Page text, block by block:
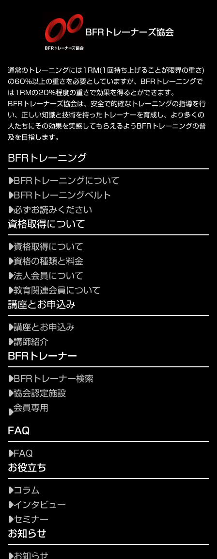
BFRトレーナーズ協会
通常のトレーニングには1RM(1回持ち上げることが限界の重さ)
の60%以上の重さを必要としていますが、BFRトレーニングで
は1RMの20%程度の重さで効果を得るとができます。
BFRトレーナーズ協会は、安全で的確なトレーニングの指導を行
い、正しい知識と技術を持ったトレーナーを育成し、より多くの
人たちにその効果を実感してもらえるようBFRトレーニングの普
及を目指します。
BFRトレーニング
BFRトレーニングについて
BFRトレーニングベルト
必ずお読みください
資格取得について
資格取得について
資格の種類と料金
法人会員について
教育関連会員について
講座とお申込み
講座とお申込み
講師紹介
BFRトレーナー
BFRトレーナー検索
協会認定施設
会員専用
FAQ
FAQ
お役立ち
コラム
インタビュー
セミナー
お知らせ